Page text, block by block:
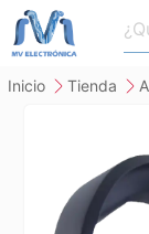
inicio tienda